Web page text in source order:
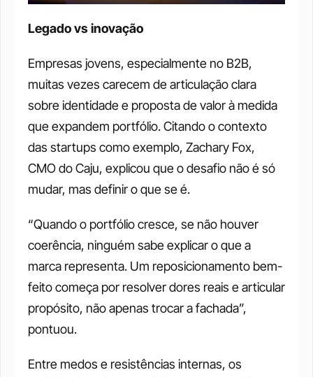
Legado vs inovação
Empresas jovens, especialmente no B2B,
muitas vezes carecem de articulação clara
sobre identidade e proposta de valor à medida
que expandem portfólio. Citando o contexto
das startups como exemplo, Zachary Fox,
CMO do Caju, explicou que o desafio não é só
mudar, mas definir o que se é.
“Quando o portfólio cresce, se não houver
coerência, ninguém sabe explicar o que a
marca representa. Um reposicionamento bem-
feito começa por resolver dores reais e articular
propósito, não apenas trocar a fachada”,
pontuou.
Entre medos e resistências internas, os